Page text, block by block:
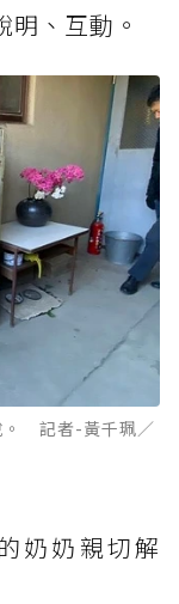
、互動。
。 記者-黃千珮／
奶奶親切解